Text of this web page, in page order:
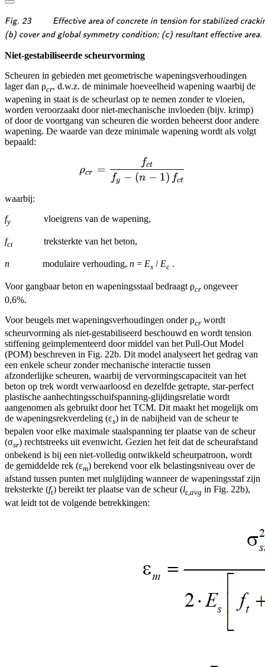
\textsf{\textit{\footnotesize{Fig.
23\qquad Effective area of
cracking: (a) maximum concrete
area that can be activated;}}}
Fig. 23 Effective area of concrete in tension for stabilized
\textsf{\textit{\footnotesize{(b)
condition; (c) resultant effective
area.}}}
(b) cover and global symmetry condition; (c) resultant effective area.
Niet-gestabiliseerde scheurvorming
Scheuren in gebieden met geometrische wapeningsverhoudingen
lager dan ρcr, d.w.z. de minimale hoeveelheid wapening waarbij de
wapening in staat is de scheurlast op te nemen zonder te vloeien,
worden veroorzaakt door niet-mechanische invloeden (bijv. krimp)
of door de voortgang van scheuren die worden beheerst door andere
wapening. De waarde van deze minimale wapening wordt als volgt
bepaald:
{\rho _{cr}} =
ρcr =
fy − (n − 1) fct
fct
waarbij:
fy vloeigrens van de wapening,
fct treksterkte van het beton,
n modulaire verhouding, n = Es / Ec .
Voor gangbaar beton en wapeningsstaal bedraagt ρcr ongeveer
0,6%.
Voor beugels met wapeningsverhoudingen onder ρcr wordt
scheurvorming als niet-gestabiliseerd beschouwd en wordt tension
stiffening geïmplementeerd door middel van het Pull-Out Model
(POM) beschreven in Fig. 22b. Dit model analyseert het gedrag van
een enkele scheur zonder mechanische interactie tussen
afzonderlijke scheuren, waarbij de vervormingscapaciteit van het
beton op trek wordt verwaarloosd en dezelfde getrapte, star-perfect
plastische aanhechtingsschuifspanning-glijdingsrelatie wordt
aangenomen als gebruikt door het TCM. Dit maakt het mogelijk om
de wapeningsrekverdeling (εs) in de nabijheid van de scheur te
bepalen voor elke maximale staalspanning ter plaatse van de scheur
(σsr) rechtstreeks uit evenwicht. Gezien het feit dat de scheurafstand
onbekend is bij een niet-volledig ontwikkeld scheurpatroon, wordt
de gemiddelde rek (εm) berekend voor elk belastingsniveau over de
afstand tussen punten met nulglijding wanneer de wapeningsstaf zijn
treksterkte (ft) bereikt ter plaatse van de scheur (lε,avg in Fig. 22b),
wat leidt tot de volgende betrekkingen: